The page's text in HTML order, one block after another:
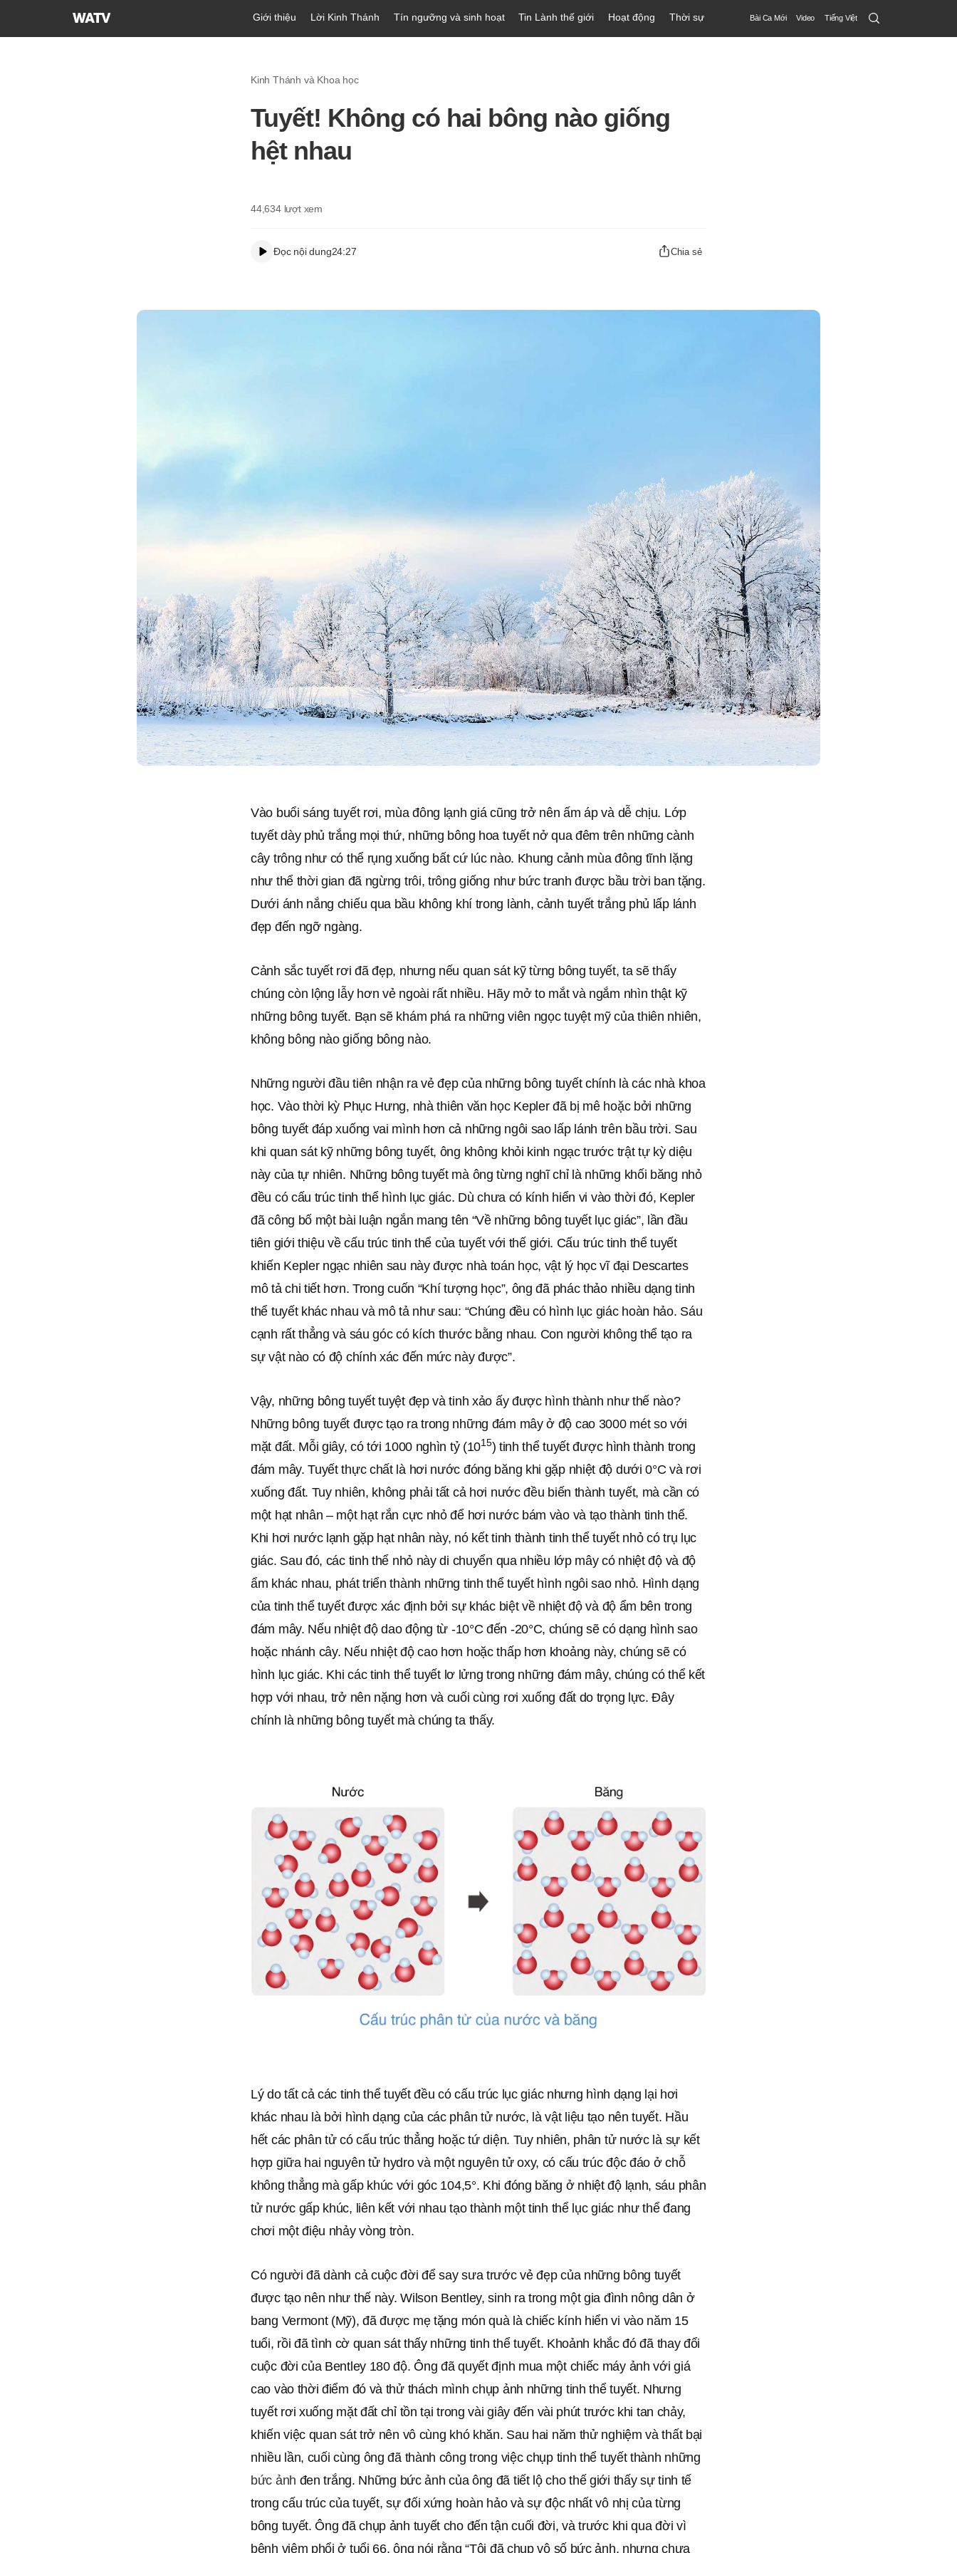
Hội
Giới thiệu Lời Kinh Thánh Tín ngưỡng và sinh hoạt Tin Lành thế giới Hoạt động Thời sự Bài Ca Mới Video Tiếng Việt Search
Submit
Kinh Thánh và Khoa học
Tuyết! Không có hai bông nào giống
hệt nhau
44,634 lượt xem
Đọc nội dung24:27 Chia sẻ
Vào buổi sáng tuyết rơi, mùa đông lạnh giá cũng trở nên ấm áp và dễ chịu. Lớp
tuyết dày phủ trắng mọi thứ, những bông hoa tuyết nở qua đêm trên những cành
cây trông như có thể rụng xuống bất cứ lúc nào. Khung cảnh mùa đông tĩnh lặng
như thể thời gian đã ngừng trôi, trông giống như bức tranh được bầu trời ban tặng.
Dưới ánh nắng chiếu qua bầu không khí trong lành, cảnh tuyết trắng phủ lấp lánh
đẹp đến ngỡ ngàng.
Cảnh sắc tuyết rơi đã đẹp, nhưng nếu quan sát kỹ từng bông tuyết, ta sẽ thấy
chúng còn lộng lẫy hơn vẻ ngoài rất nhiều. Hãy mở to mắt và ngắm nhìn thật kỹ
những bông tuyết. Bạn sẽ khám phá ra những viên ngọc tuyệt mỹ của thiên nhiên,
không bông nào giống bông nào.
Những người đầu tiên nhận ra vẻ đẹp của những bông tuyết chính là các nhà khoa
học. Vào thời kỳ Phục Hưng, nhà thiên văn học Kepler đã bị mê hoặc bởi những
bông tuyết đáp xuống vai mình hơn cả những ngôi sao lấp lánh trên bầu trời. Sau
khi quan sát kỹ những bông tuyết, ông không khỏi kinh ngạc trước trật tự kỳ diệu
này của tự nhiên. Những bông tuyết mà ông từng nghĩ chỉ là những khối băng nhỏ
đều có cấu trúc tinh thể hình lục giác. Dù chưa có kính hiển vi vào thời đó, Kepler
đã công bố một bài luận ngắn mang tên “Về những bông tuyết lục giác”, lần đầu
tiên giới thiệu về cấu trúc tinh thể của tuyết với thế giới. Cấu trúc tinh thể tuyết
khiến Kepler ngạc nhiên sau này được nhà toán học, vật lý học vĩ đại Descartes
mô tả chi tiết hơn. Trong cuốn “Khí tượng học”, ông đã phác thảo nhiều dạng tinh
thể tuyết khác nhau và mô tả như sau: “Chúng đều có hình lục giác hoàn hảo. Sáu
cạnh rất thẳng và sáu góc có kích thước bằng nhau. Con người không thể tạo ra
sự vật nào có độ chính xác đến mức này được”.
Vậy, những bông tuyết tuyệt đẹp và tinh xảo ấy được hình thành như thế nào?
Những bông tuyết được tạo ra trong những đám mây ở độ cao 3000 mét so với
mặt đất. Mỗi giây, có tới 1000 nghìn tỷ (1015) tinh thể tuyết được hình thành trong
đám mây. Tuyết thực chất là hơi nước đóng băng khi gặp nhiệt độ dưới 0°C và rơi
xuống đất. Tuy nhiên, không phải tất cả hơi nước đều biến thành tuyết, mà cần có
một hạt nhân – một hạt rắn cực nhỏ để hơi nước bám vào và tạo thành tinh thể.
Khi hơi nước lạnh gặp hạt nhân này, nó kết tinh thành tinh thể tuyết nhỏ có trụ lục
giác. Sau đó, các tinh thể nhỏ này di chuyển qua nhiều lớp mây có nhiệt độ và độ
ẩm khác nhau, phát triển thành những tinh thể tuyết hình ngôi sao nhỏ. Hình dạng
của tinh thể tuyết được xác định bởi sự khác biệt về nhiệt độ và độ ẩm bên trong
đám mây. Nếu nhiệt độ dao động từ -10°C đến -20°C, chúng sẽ có dạng hình sao
hoặc nhánh cây. Nếu nhiệt độ cao hơn hoặc thấp hơn khoảng này, chúng sẽ có
hình lục giác. Khi các tinh thể tuyết lơ lửng trong những đám mây, chúng có thể kết
hợp với nhau, trở nên nặng hơn và cuối cùng rơi xuống đất do trọng lực. Đây
chính là những bông tuyết mà chúng ta thấy.
Lý do tất cả các tinh thể tuyết đều có cấu trúc lục giác nhưng hình dạng lại hơi
khác nhau là bởi hình dạng của các phân tử nước, là vật liệu tạo nên tuyết. Hầu
hết các phân tử có cấu trúc thẳng hoặc tứ diện. Tuy nhiên, phân tử nước là sự kết
hợp giữa hai nguyên tử hydro và một nguyên tử oxy, có cấu trúc độc đáo ở chỗ
không thẳng mà gấp khúc với góc 104,5°. Khi đóng băng ở nhiệt độ lạnh, sáu phân
tử nước gấp khúc, liên kết với nhau tạo thành một tinh thể lục giác như thể đang
chơi một điệu nhảy vòng tròn.
Có người đã dành cả cuộc đời để say sưa trước vẻ đẹp của những bông tuyết
được tạo nên như thế này. Wilson Bentley, sinh ra trong một gia đình nông dân ở
bang Vermont (Mỹ), đã được mẹ tặng món quà là chiếc kính hiển vi vào năm 15
tuổi, rồi đã tình cờ quan sát thấy những tinh thể tuyết. Khoảnh khắc đó đã thay đổi
cuộc đời của Bentley 180 độ. Ông đã quyết định mua một chiếc máy ảnh với giá
cao vào thời điểm đó và thử thách mình chụp ảnh những tinh thể tuyết. Nhưng
tuyết rơi xuống mặt đất chỉ tồn tại trong vài giây đến vài phút trước khi tan chảy,
khiến việc quan sát trở nên vô cùng khó khăn. Sau hai năm thử nghiệm và thất bại
nhiều lần, cuối cùng ông đã thành công trong việc chụp tinh thể tuyết thành những
bức ảnh đen trắng. Những bức ảnh của ông đã tiết lộ cho thế giới thấy sự tinh tế
trong cấu trúc của tuyết, sự đối xứng hoàn hảo và sự độc nhất vô nhị của từng
bông tuyết. Ông đã chụp ảnh tuyết cho đến tận cuối đời, và trước khi qua đời vì
bệnh viêm phổi ở tuổi 66, ông nói rằng “Tôi đã chụp vô số bức ảnh, nhưng chưa